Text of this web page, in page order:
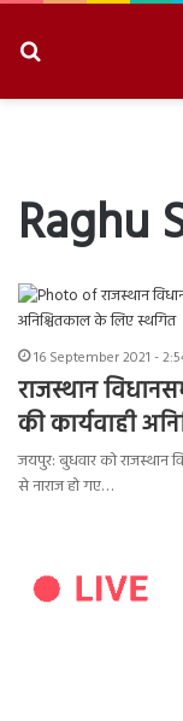
Raghu
16 September 2021 -
राजस्थान
की कार्यवाही
जयपुर: बुधवार को राजस्थान
से नाराज हो गए…